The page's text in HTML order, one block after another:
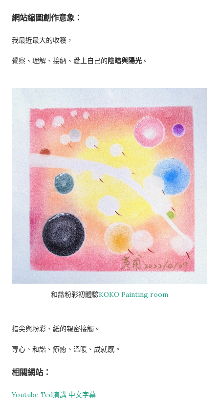
網站縮圖創作意象：
我最近最大的收穫，
覺察、理解、接納、愛上自己的陰暗與陽光 。
和諧粉彩初體驗KOKO Painting room
指尖與粉彩、紙的親密接觸。
專心、和諧、療癒、溫暖、成就感。
相關網站：
Youtube Ted演講 中文字幕